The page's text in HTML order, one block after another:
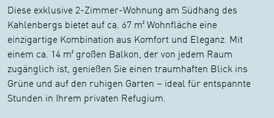
Diese exklusive 2-Zimmer-Wohnung am Südhang des
Kahlenbergs bietet auf ca. 67 m² Wohnfläche eine
einzigartige Kombination aus Komfort und Eleganz. Mit
einem ca. 14 m² großen Balkon, der von jedem Raum
zugänglich ist, genießen Sie einen traumhaften Blick ins
Grüne und auf den ruhigen Garten – ideal für entspannte
Stunden in Ihrem privaten Refugium.